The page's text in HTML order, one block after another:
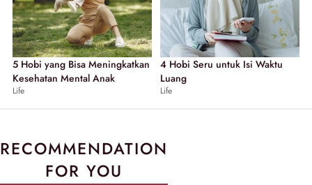
5 Hobi yang Bisa Meningkatkan
Kesehatan Mental Anak
Life
4 Hobi Seru untuk Isi Waktu
Luang
Life
RECOMMENDATION
FOR YOU